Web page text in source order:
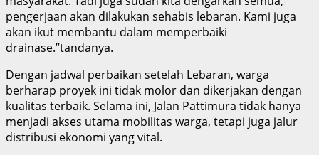
pengerjaan akan dilakukan sehabis lebaran. Kami juga
akan ikut membantu dalam memperbaiki
drainase.”tandanya.
Dengan jadwal perbaikan setelah Lebaran, warga
berharap proyek ini tidak molor dan dikerjakan dengan
kualitas terbaik. Selama ini, Jalan Pattimura tidak hanya
menjadi akses utama mobilitas warga, tetapi juga jalur
distribusi ekonomi yang vital.